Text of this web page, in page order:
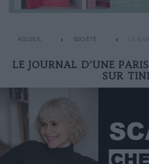
ACCUEIL SOCIÉTÉ LE
LE JOURNAL D’UNE
SUR